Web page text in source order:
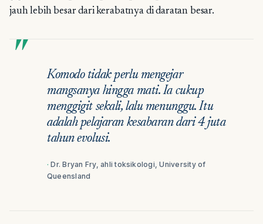
jauh lebih besar dari kerabatnya di daratan besar.
Komodo tidak perlu mengejar
mangsanya hingga mati. Ia cukup
menggigit sekali, lalu menunggu. Itu
adalah pelajaran kesabaran dari 4 juta
tahun evolusi.
Dr. Bryan Fry, ahli toksikologi, University of
Queensland